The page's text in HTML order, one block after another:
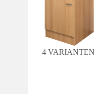
4 VARIANTEN